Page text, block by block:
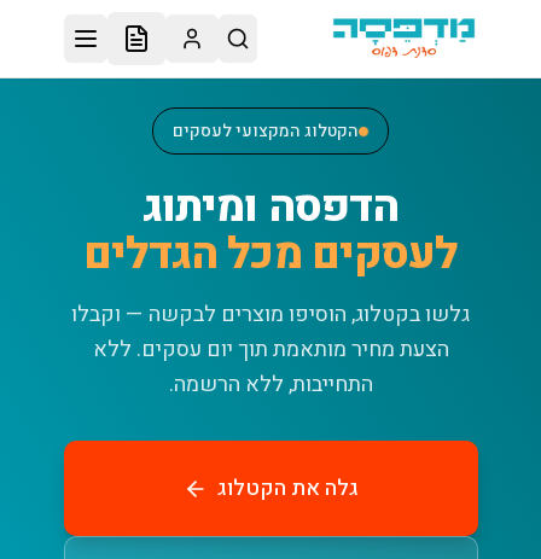
דלג לתוכן הראשי
הקטלוג המקצועי לעסקים
הדפסה ומיתוג
לעסקים מכל הגדלים
גלשו בקטלוג, הוסיפו מוצרים לבקשה — וקבלו
הצעת מחיר מותאמת תוך יום עסקים. ללא
התחייבות, ללא הרשמה.
גלה את הקטלוג